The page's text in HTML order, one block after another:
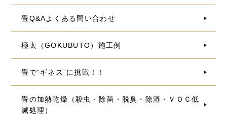
畳Q&Aよくある問い合わせ
極太（GOKUBUTO）施工例
畳で“ギネス”に挑戦！！
畳の加熱乾燥（殺虫・除菌・脱臭・除湿・ＶＯＣ低
減処理）